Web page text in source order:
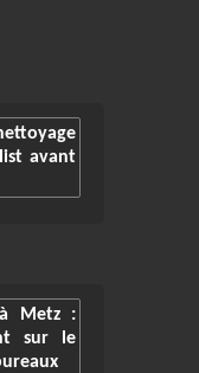
avant
Metz :
sur le